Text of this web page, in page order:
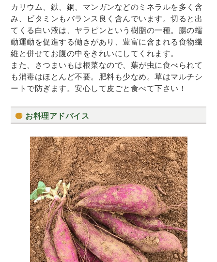
カリウム、鉄、銅、マンガンなどのミネラルを多く含
み、ビタミンもバランス良く含んでいます。切ると出
てくる白い液は、ヤラピンという樹脂の一種。腸の蠕
動運動を促進する働きがあり、豊富に含まれる食物繊
維と併せてお腹の中をきれいにしてくれます。
また、さつまいもは根菜なので、葉が虫に食べられて
も消毒はほとんど不要。肥料も少なめ。草はマルチシ
ートで防ぎます。安心して皮ごと食べて下さい！
お料理アドバイス